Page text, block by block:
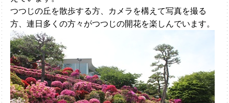
つつじの丘を散歩する方、カメラを構えて写真を撮る
方、連日多くの方々がつつじの開花を楽しんでいます。